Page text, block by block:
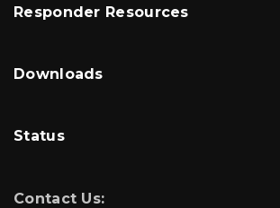
Responder Resources
Downloads
Status
Contact Us: